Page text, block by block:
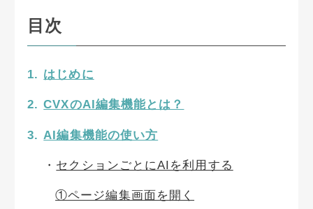
目次
はじめに
CVXのAI編集機能とは？
AI編集機能の使い方
セクションごとにAIを利用する
①ページ編集画面を開く